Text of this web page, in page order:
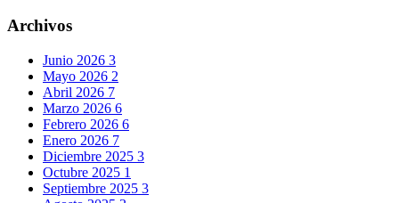
Archivos
Junio 2026 3
Mayo 2026 2
Abril 2026 7
Marzo 2026 6
Febrero 2026 6
Enero 2026 7
Diciembre 2025 3
Octubre 2025 1
Septiembre 2025 3